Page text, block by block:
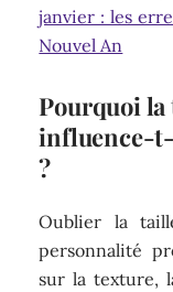
janvier : les
Nouvel An
Pourquoi
influence-
?
Oublier la
personnalité
sur la texture,